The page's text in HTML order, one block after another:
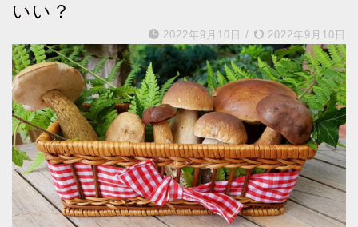
いい？
2022年9月10日 / 2022年9月10日